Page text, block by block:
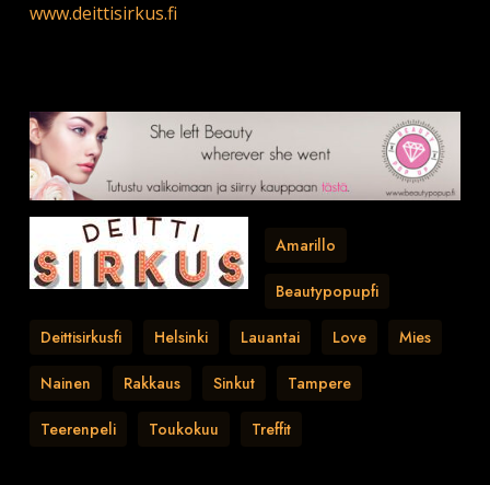
www.deittisirkus.fi
Amarillo
Beautypopupfi
Deittisirkusfi Helsinki Lauantai Love Mies
Nainen Rakkaus Sinkut Tampere
Teerenpeli Toukokuu Treffit